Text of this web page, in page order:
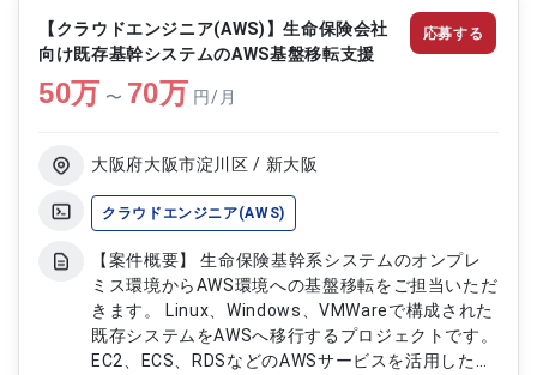
築・運用を担うAWSエンジニアポジションです。
【作業内容】 ・AWS環境におけるインフラ設計お
よび構築をご担当いただきます ・新規システムの
インフラ基盤構築を実施いただきます ・既存シス
テムの運用に伴うインフラ改善および構築対応をご
を実施いただきます ・複数プロジェクトにおける
きます
【クラウドエンジニア(AWS)】生命保険会社
向け既存基幹システムのAWS基盤移転支援
50万 〜 70万 円/月
大阪府大阪市淀川区 / 新大阪
クラウドエンジニア(AWS)
【案件概要】 生命保険基幹系システムのオンプレ
ミス環境からAWS環境への基盤移転をご担当いただ
きます。 Linux、Windows、VMWareで構成された
既存システムをAWSへ移行するプロジェクトです。
EC2、ECS、RDSなどのAWSサービスを活用したク
応募する